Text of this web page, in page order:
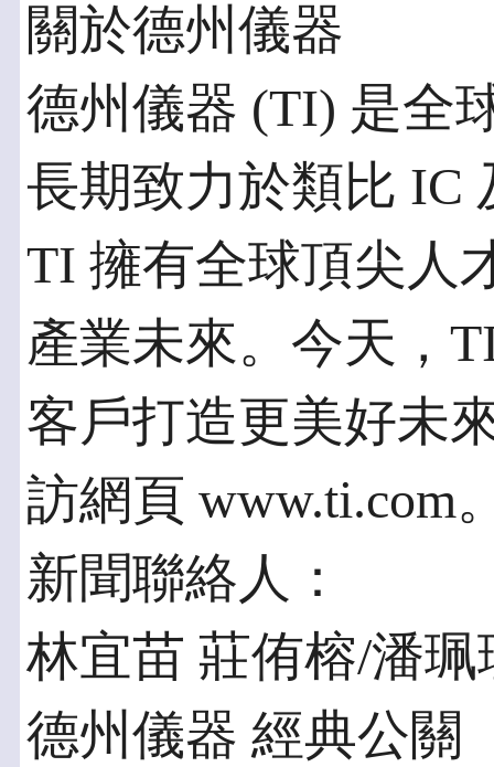
關於德州儀器
德州儀器 (TI) 是全
長期致力於類比 IC
TI 擁有全球頂尖人
產業未來。今天，
客戶打造更美好未
訪網頁 www.ti.com
新聞聯絡人：
林宜苗 莊侑榕/潘珮
德州儀器 經典公關